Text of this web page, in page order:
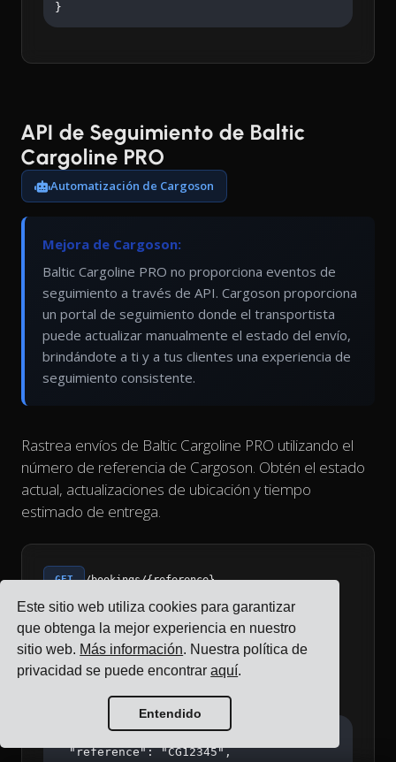
Este sitio web utiliza cookies para garantizar
que obtenga la mejor experiencia en nuestro
sitio web. Más información. Nuestra política de
privacidad se puede encontraraquí.
Entendido
}
API de Seguimiento de Baltic
Cargoline PRO
Automatización de Cargoson
Mejora de Cargoson:
Baltic Cargoline PRO no proporciona eventos de
seguimiento a través de API. Cargoson proporciona
un portal de seguimiento donde el transportista
puede actualizar manualmente el estado del envío,
brindándote a ti y a tus clientes una experiencia de
seguimiento consistente.
Rastrea envíos de Baltic Cargoline PRO utilizando el
número de referencia de Cargoson. Obtén el estado
actual, actualizaciones de ubicación y tiempo
estimado de entrega.
GET /bookings/{reference}
Recuperar detalles de seguimiento de un envío de
Baltic Cargoline PRO utilizando la referencia de
reserva de Cargoson.
Example Response
  "reference": "CG12345",